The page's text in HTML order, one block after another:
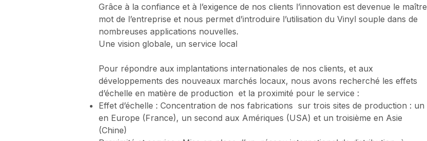
Grâce à la confiance et à l’exigence de nos clients l’innovation est devenue le maître
mot de l’entreprise et nous permet d’introduire l’utilisation du Vinyl souple dans de
nombreuses applications nouvelles.
Une vision globale, un service local
Pour répondre aux implantations internationales de nos clients, et aux
développements des nouveaux marchés locaux, nous avons recherché les effets
d’échelle en matière de production et la proximité pour le service :
Effet d’échelle : Concentration de nos fabrications sur trois sites de production : un
en Europe (France), un second aux Amériques (USA) et un troisième en Asie
(Chine)